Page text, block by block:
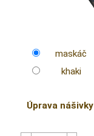
maskáč
khaki
Úprava nášivky